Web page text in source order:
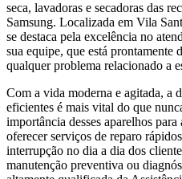
seca, lavadoras e secadoras das
Samsung. Localizada em Vila
se destaca pela excelência no
sua equipe, que está prontamente
qualquer problema relacionado a
Com a vida moderna e agitada, a
eficientes é mais vital do que
importância desses aparelhos
oferecer serviços de reparo
interrupção no dia a dia dos
manutenção preventiva ou